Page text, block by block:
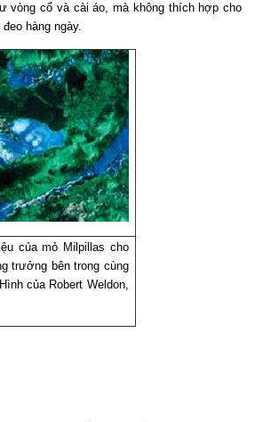
vòng cổ và cài áo, mà không thích hợp cho
hàng ngày.
của mỏ Milpillas cho
trưởng bên trong cùng
của Robert Weldon,